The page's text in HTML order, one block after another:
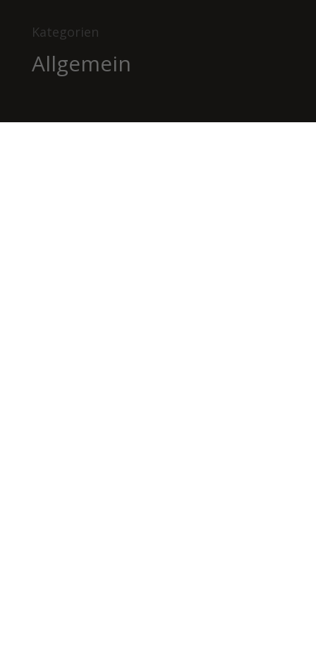
Kategorien
Allgemein